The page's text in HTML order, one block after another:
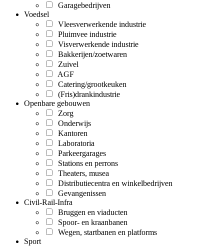
Garagebedrijven
Voedsel
Vleesverwerkende industrie
Pluimvee industrie
Visverwerkende industrie
Bakkerijen/zoetwaren
Zuivel
AGF
Catering/grootkeuken
(Fris)drankindustrie
Openbare gebouwen
Zorg
Onderwijs
Kantoren
Laboratoria
Parkeergarages
Stations en perrons
Theaters, musea
Distributiecentra en winkelbedrijven
Gevangenissen
Civil-Rail-Infra
Bruggen en viaducten
Spoor- en kraanbanen
Wegen, startbanen en platforms
Sport